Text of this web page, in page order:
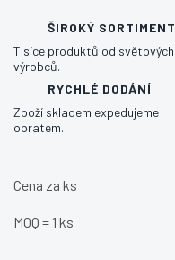
ŠIROKÝ SORTIMENT
Tisíce produktů od světových
výrobců.
RYCHLÉ DODÁNÍ
Zboží skladem expedujeme
obratem.
Cena za ks
MOQ = 1 ks